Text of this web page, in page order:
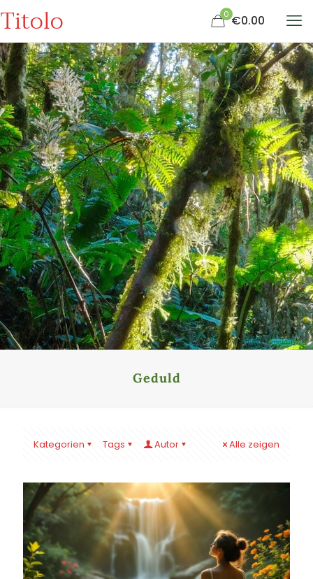
Titolo 0 €0.00
Geduld
Kategorien Tags Autor Alle zeigen